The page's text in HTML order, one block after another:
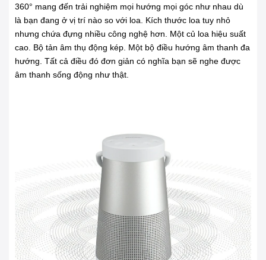
360° mang đến trải nghiệm mọi hướng mọi góc như nhau dù
là bạn đang ở vị trí nào so với loa. Kích thước loa tuy nhỏ
nhưng chứa đựng nhiều công nghệ hơn. Một củ loa hiệu suất
cao. Bộ tản âm thụ động kép. Một bộ điều hướng âm thanh đa
hướng. Tất cả điều đó đơn giản có nghĩa bạn sẽ nghe được
âm thanh sống động như thật.